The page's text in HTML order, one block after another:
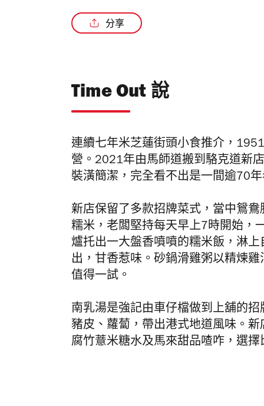
分享
Time Out 說
連續七年米芝蓮街頭小食推介 ，
營。2021年由馬師道搬到駱克道新
裝潢簡潔，完全看不出是一間逾70
新店保留了多款招牌菜式，當中鴛鴦
糯米，老闆堅持每天早上7時開始，
爐托出一大盤香噴噴的糯米飯，淋
出，甘香惹味。 砂鍋滑雞粥以精煉
值得一試。
南乳湯是強記由車仔檔做到上舖的
豬皮、蘿蔔，帶出港式地道風味。
腐竹薏米糖水及馬來甜品喳咋，選擇